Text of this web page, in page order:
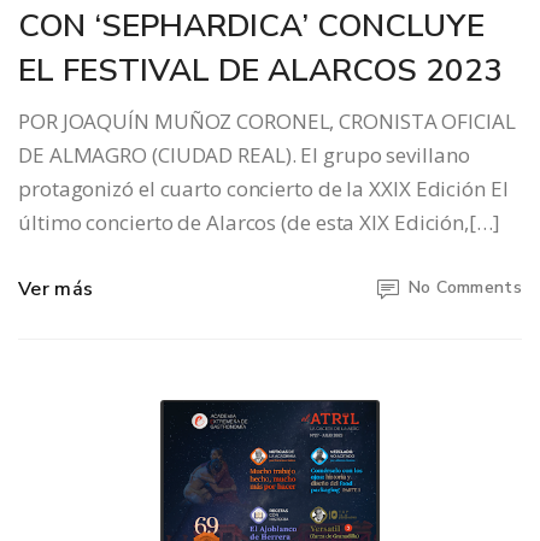
CON ‘SEPHARDICA’ CONCLUYE
EL FESTIVAL DE ALARCOS 2023
POR JOAQUÍN MUÑOZ CORONEL, CRONISTA OFICIAL
DE ALMAGRO (CIUDAD REAL). El grupo sevillano
protagonizó el cuarto concierto de la XXIX Edición El
último concierto de Alarcos (de esta XIX Edición,[…]
Ver más No Comments